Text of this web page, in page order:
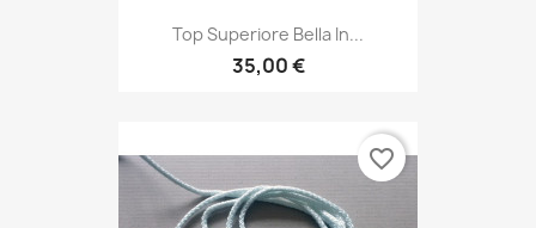
Top Superiore Bella In...
35,00 €
favorite_border